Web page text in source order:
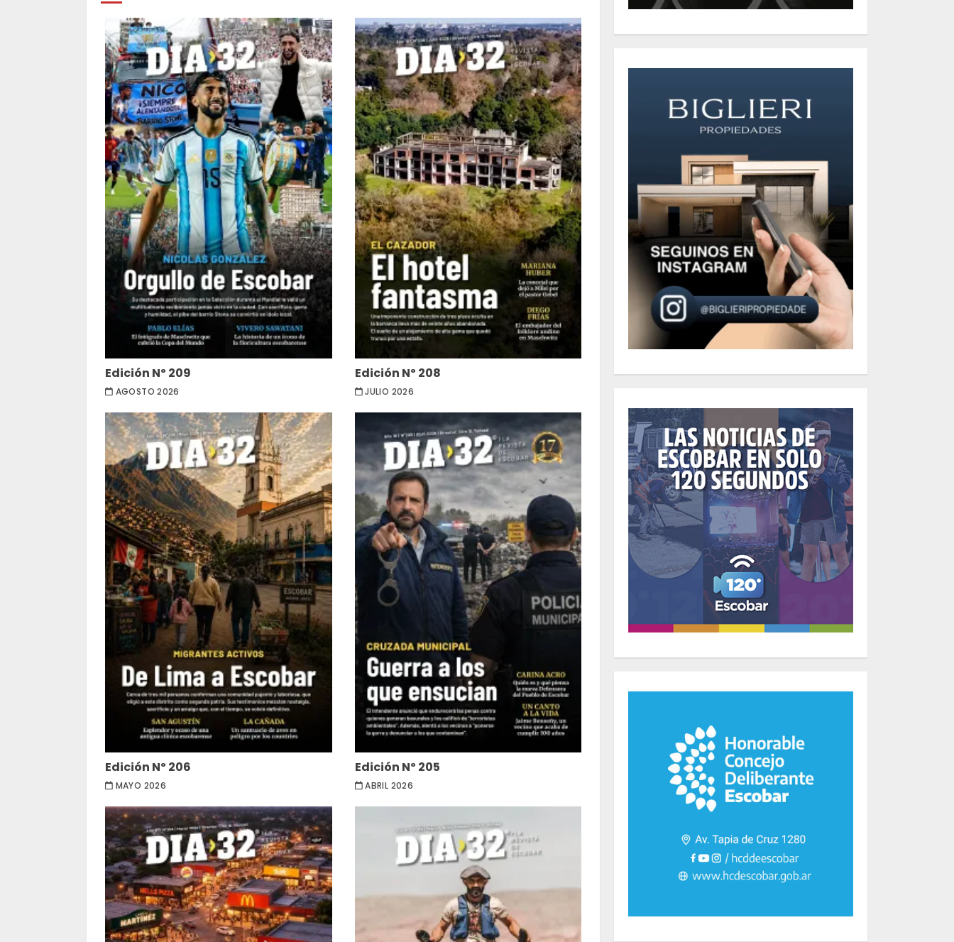
Edición Nº 209
AGOSTO 2026
Edición Nº 208
JULIO 2026
Edición Nº 206
MAYO 2026
Edición Nº 205
ABRIL 2026